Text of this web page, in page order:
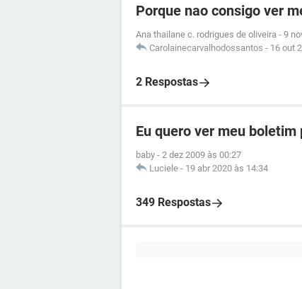
Porque nao consigo ver
Ana thailane c. rodrigues de oliveira - 9
Carolainecarvalhodossantos - 16 out
2 Respostas
Eu quero ver meu
baby - 2 dez 2009 às 00:27
Luciele - 19 abr 2020 às 14:34
349 Respostas